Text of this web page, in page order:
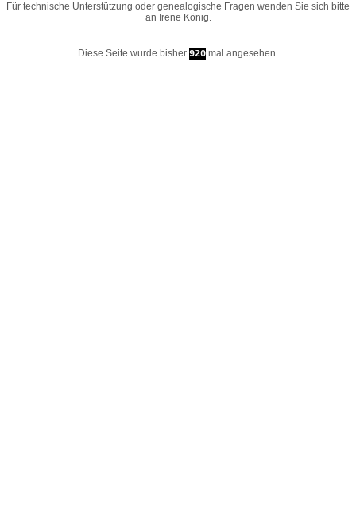
Für technische Unterstützung oder genealogische Fragen wenden Sie sich bitte
an Irene König.
Diese Seite wurde bisher 920 mal angesehen.